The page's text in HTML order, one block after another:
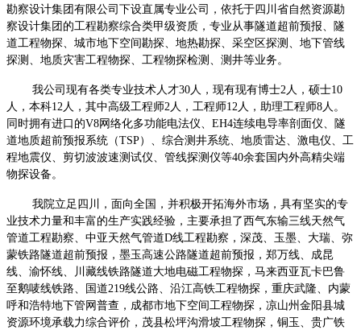
勘察设计集团有限公司下设直属专业公司，依托于四川省自然资源勘
察设计集团的工程勘察综合类甲级资质，专业从事隧道超前预报、隧
道工程物探、城市地下空间勘探、地热勘探、采空区探测、地下管线
探测、地质灾害工程物探、工程物探检测、测井等业务。
我公司现有各类专业技术人才30人，现有现有博士2人，硕士10
人，本科12人，其中高级工程师2人，工程师12人，助理工程师8人。
同时拥有进口的V8网络化多功能电法仪、 EH4连续电导率剖面仪、隧
道地质超前预报系统（TSP）、综合测井系统、地质雷达、激电仪、工
程地震仪、剪切波波速测试仪、管线探测仪等40余套国内外高精尖端
物探设备。
我院立足四川，面向全国，并积极开拓海外市场，具有坚实的专
业技术力量和丰富的生产实践经验，主要承担了西气东输三线天然气
管道工程勘察、中亚天然气管道D线工程勘察，深茂、玉墨、大瑞、弥
蒙铁路隧道超前预报，墨玉高速公路隧道超前预报，郑万线、成昆
线、渝怀线、川藏线铁路隧道大地电磁工程物探，马来西亚瓦卡巴鲁
至鹅唛线铁路、国道219线公路、沿江高铁工程物探，重庆武隆、内蒙
呼和浩特地下管网普查，成都市地下空间工程物探，凉山州金阳县城
资源环境承载力综合评价，茂县松坪沟滑坡工程物探，铜玉、贵广铁